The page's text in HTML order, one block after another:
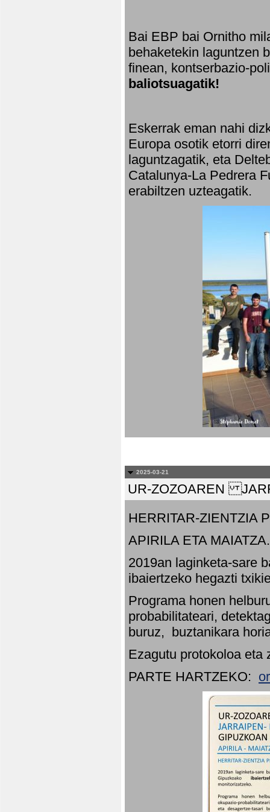
Bai EBP bai Ornitho
behaketekin laguntzen
finean, kontserbazio-
baliotsuagatik!
Eskerrak eman nahi
Europa osotik etorri
laguntzagatik, eta
Catalunya-La Pedrera
erabiltzen uzteagatik.
2025-03-21
UR-ZOZOAREN
HERRITAR-ZIENTZIA
APIRILA ETA MAIATZA.
2019an laginketa-sare
ibaiertzeko hegazti
Programa honen
probabilitateari,
buruz, buztanikara
Ezagutu protokoloa eta
PARTE HARTZEKO: